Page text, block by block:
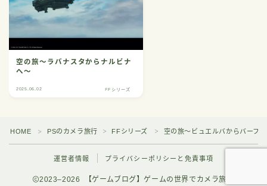
空の旅～ラバナスタからナルビナ
へ～
2025.06.02 FFシリーズ
HOME ＞ PSのカメラ旅行 ＞ FFシリーズ ＞ 空の旅～ビュエルバからバーフ
運営者情報 プライバシーポリシーと免責事項
2023–2026 【ゲームブログ】ゲームの世界でカメラ旅行